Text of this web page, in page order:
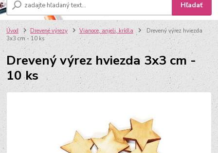
Hľadať
Úvod Drevené výrezy Vianoce, anjeli, krídla
Drevený výrez hviezda
3x3 cm - 10 ks
Drevený výrez hviezda 3x3 cm -
10 ks